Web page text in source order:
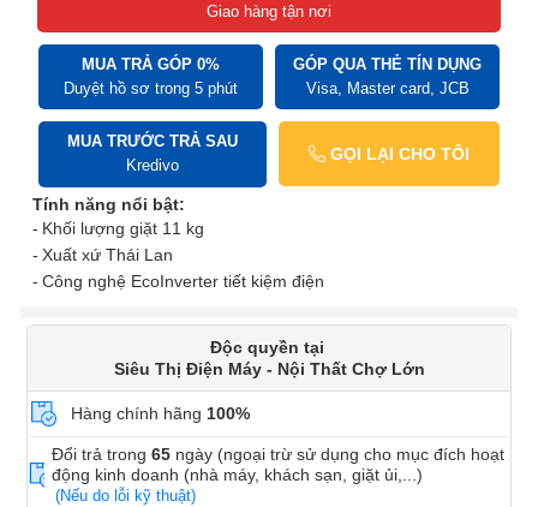
Giao hàng tận nơi
MUA TRẢ GÓP 0%
Duyệt hồ sơ trong 5 phút
GÓP QUA THẺ TÍN DỤNG
Visa, Master card, JCB
MUA TRƯỚC TRẢ SAU
Kredivo
GỌI LẠI CHO TÔI
Tính năng nổi bật:
Khối lượng giặt 11 kg
Xuất xứ Thái Lan
Công nghệ EcoInverter tiết kiệm điện
Độc quyền tại
Siêu Thị Điện Máy - Nội Thất Chợ Lớn
Hàng chính hãng 100%
Đổi trả trong65 ngày (ngoại trừ sử dụng cho mục đích hoạt
động kinh doanh (nhà máy, khách sạn, giặt ủi,...)
(Nếu do lỗi kỹ thuật)